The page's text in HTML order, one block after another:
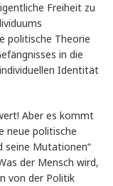
Freiheit zu
politische Theorie
in die
Identität
Aber es kommt
neue politische
seine Mutationen“
der Mensch wird,
von der Politik